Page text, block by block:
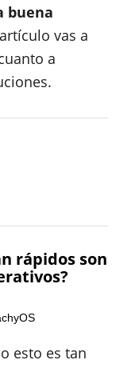
buena
vas a
a
rápidos son
esto es tan